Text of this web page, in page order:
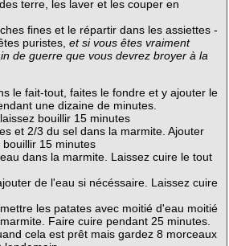
terre, les laver et les couper en
fines et le répartir dans les assiettes -
puristes, et si vous êtes vraiment
de guerre que vous devrez broyer à la
le fait-tout, faites le fondre et y ajouter le
une dizaine de minutes.
bouillir 15 minutes
et 2/3 du sel dans la marmite. Ajouter
15 minutes
dans la marmite. Laissez cuire le tout
de l'eau si nécéssaire. Laissez cuire
les patates avec moitié d'eau moitié
Faire cuire pendant 25 minutes.
cela est prêt mais gardez 8 morceaux